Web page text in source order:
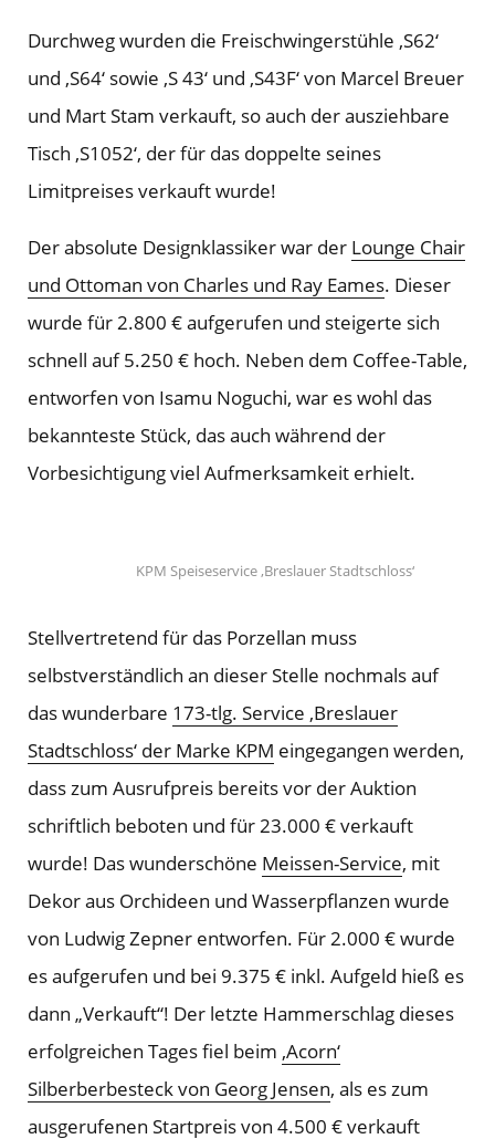
Durchweg wurden die Freischwingerstühle ‚S62‘
und ‚S64‘ sowie ‚S 43‘ und ‚S43F‘ von Marcel Breuer
und Mart Stam verkauft, so auch der ausziehbare
Tisch ‚S1052‘, der für das doppelte seines
Limitpreises verkauft wurde!
Der absolute Designklassiker war der Lounge Chair
und Ottoman von Charles und Ray Eames. Dieser
wurde für 2.800 € aufgerufen und steigerte sich
schnell auf 5.250 € hoch. Neben dem Coffee-Table,
entworfen von Isamu Noguchi, war es wohl das
bekannteste Stück, das auch während der
Vorbesichtigung viel Aufmerksamkeit erhielt.
KPM Speiseservice ‚Breslauer Stadtschloss‘
Stellvertretend für das Porzellan muss
selbstverständlich an dieser Stelle nochmals auf
das wunderbare 173-tlg. Service ‚Breslauer
Stadtschloss‘ der Marke KPM eingegangen werden,
dass zum Ausrufpreis bereits vor der Auktion
schriftlich beboten und für 23.000 € verkauft
wurde! Das wunderschöne Meissen-Service, mit
Dekor aus Orchideen und Wasserpflanzen wurde
von Ludwig Zepner entworfen. Für 2.000 € wurde
es aufgerufen und bei 9.375 € inkl. Aufgeld hieß es
dann „Verkauft“! Der letzte Hammerschlag dieses
erfolgreichen Tages fiel beim ‚Acorn‘
Silberberbesteck von Georg Jensen, als es zum
ausgerufenen Startpreis von 4.500 € verkauft